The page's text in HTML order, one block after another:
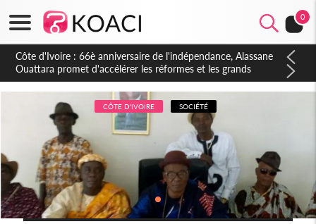
0
Côte d'Ivoire : À Abidjan, Amadou Oury Bah admire le modèle
ivoirien et veut s'en inspirer pour accélérer le développement
de la Guinée
CÔTE D'IVOIRE SOCIÉTÉ